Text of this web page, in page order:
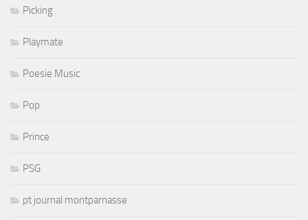
Picking
Playmate
Poesie Music
Pop
Prince
PSG
pt journal montparnasse